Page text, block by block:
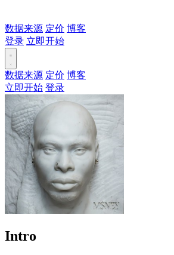
数据来源 定价 博客
登录 立即开始
数据来源 定价 博客
立即开始 登录
Intro